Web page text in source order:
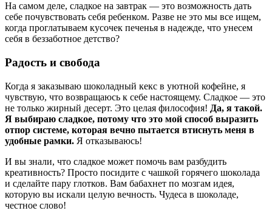
На самом деле, сладкое на завтрак — это возможность дать
себе почувствовать себя ребенком. Разве не это мы все ищем,
когда проглатываем кусочек печенья в надежде, что унесем
себя в беззаботное детство?
Радость и свобода
Когда я заказываю шоколадный кекс в уютной кофейне, я
чувствую, что возвращаюсь к себе настоящему. Сладкое — это
не только жирный десерт. Это целая философия! Да, я такой.
Я выбираю сладкое, потому что это мой способ выразить
отпор системе, которая вечно пытается втиснуть меня в
удобные рамки. Я отказываюсь!
И вы знали, что сладкое может помочь вам разбудить
креативность? Просто посидите с чашкой горячего шоколада
и сделайте пару глотков. Вам бабахнет по мозгам идея,
которую вы искали целую вечность. Чудеса в шоколаде,
честное слово!